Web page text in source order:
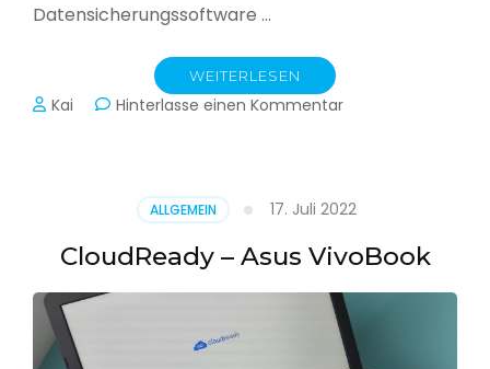
Datensicherungssoftware …
WEITERLESEN
Kai Hinterlasse einen Kommentarzu
Jahressicherung
ALLGEMEIN 17. Juli 2022
CloudReady – Asus VivoBook